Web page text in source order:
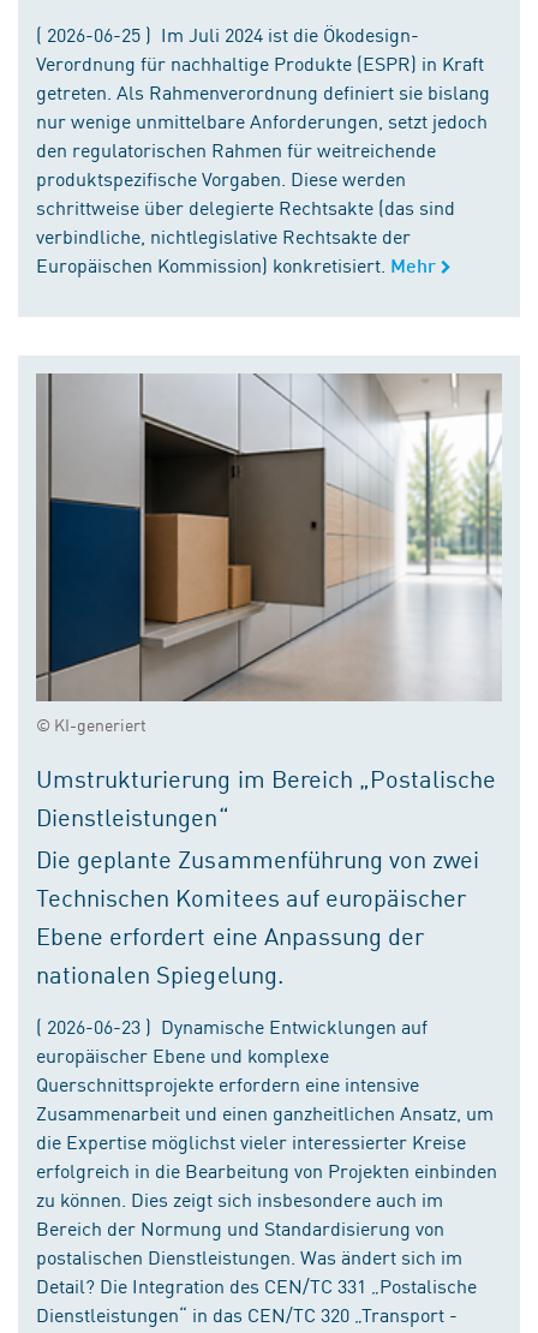
( 2026-06-25 ) Im Juli 2024 ist die Ökodesign-
Verordnung für nachhaltige Produkte (ESPR) in Kraft
getreten. Als Rahmenverordnung definiert sie bislang
nur wenige unmittelbare Anforderungen, setzt jedoch
den regulatorischen Rahmen für weitreichende
produktspezifische Vorgaben. Diese werden
schrittweise über delegierte Rechtsakte (das sind
verbindliche, nichtlegislative Rechtsakte der
Europäischen Kommission) konkretisiert. Mehr
© KI-generiert
Umstrukturierung im Bereich „Postalische
Dienstleistungen“
Die geplante Zusammenführung von zwei
Technischen Komitees auf europäischer
Ebene erfordert eine Anpassung der
nationalen Spiegelung.
( 2026-06-23 ) Dynamische Entwicklungen auf
europäischer Ebene und komplexe
Querschnittsprojekte erfordern eine intensive
Zusammenarbeit und einen ganzheitlichen Ansatz, um
die Expertise möglichst vieler interessierter Kreise
erfolgreich in die Bearbeitung von Projekten einbinden
zu können. Dies zeigt sich insbesondere auch im
Bereich der Normung und Standardisierung von
postalischen Dienstleistungen. Was ändert sich im
Detail? Die Integration des CEN/TC 331 „Postalische
Dienstleistungen“ in das CEN/TC 320 „Transport -